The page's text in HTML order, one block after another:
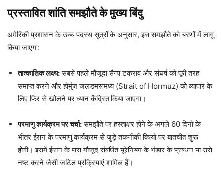
प्रस्तावित शांति समझौते के मुख्य बिंदु
अमेरिकी प्रशासन के उच्च पदस्थ सूत्रों के अनुसार, इस समझौते को चरणों में लागू
किया जाएगा:
तात्कालिक लक्ष्य:सबसे पहले मौजूदा सैन्य टकराव और संघर्ष को पूरी तरह
समाप्त करने और होर्मुज जलडमरूमध्य (Strait of Hormuz) को व्यापार के
लिए फिर से खोलने पर ध्यान केंद्रित किया जाएगा।
परमाणु कार्यक्रम पर चर्चा:समझौते पर हस्ताक्षर होने के अगले 60 दिनों के
भीतर ईरान के परमाणु कार्यक्रम से जुड़े तकनीकी विषयों पर बातचीत शुरू
होगी। इसमें ईरान के पास मौजूद संवर्धित यूरेनियम के भंडार के प्रबंधन या उसे
नष्ट करने जैसी जटिल प्रक्रियाएं शामिल हैं।